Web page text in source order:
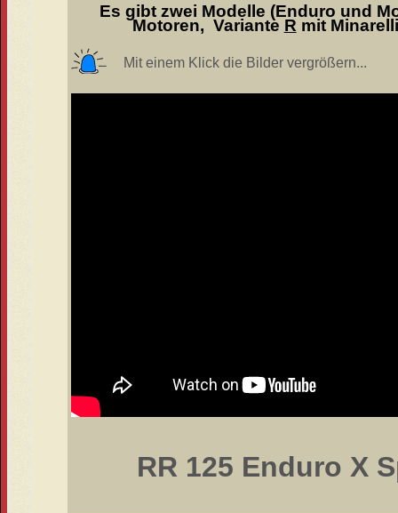
Es gibt zwei Modelle (Enduro und
Motoren, Variante R mit
Mit einem Klick die Bilder vergrößern...
RR 125 Enduro X